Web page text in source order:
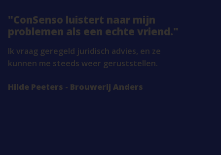
ConSenso luistert naar mijn
problemen als een echte vriend.
Ik vraag geregeld juridisch advies, en ze
kunnen me steeds weer geruststellen.
Hilde Peeters - Brouwerij Anders